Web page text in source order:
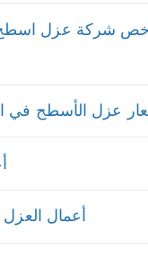
شركة عزل اسطح بالقصيم
عزل الأسطح في القصيم
أعمال العزل